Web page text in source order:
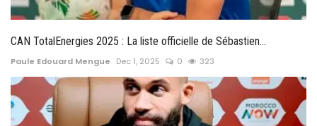
CAN TotalEnergies 2025 : La liste officielle de Sébastien...
Paule Edouard Mengue Dec 1, 2025 0 323